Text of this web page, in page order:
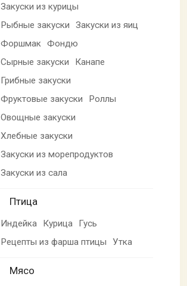
Закуски из курицы
Рыбные закуски
Закуски из яиц
Форшмак Фондю
Сырные закуски
Канапе
Грибные закуски
Фруктовые закуски
Роллы
Овощные закуски
Хлебные закуски
Закуски из морепродуктов
Закуски из сала
Птица
Индейка Курица
Гусь
Рецепты из фарша птицы
Утка
Мясо